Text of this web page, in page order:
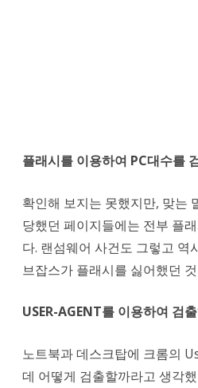
플래시를 이용하여 PC대수를
확인해 보지는 못했지만, 맞는
당했던 페이지들에는 전부 플
다. 랜섬웨어 사건도 그렇고 역
브잡스가 플래시를 싫어했던
USER-AGENT를 이용하여 검
노트북과 데스크탑에 크롬의
데 어떻게 검출할까라고 생각